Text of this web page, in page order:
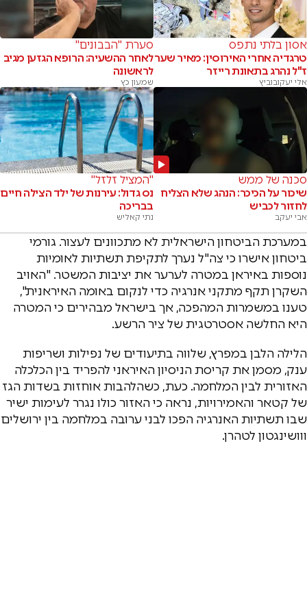
אסון בלתי נתפס
טרגדיה אחרי האירוסין: מאיר שער
ז"ל נהרג בתאונת רייזר
אלי יעקובוביץ
סערת "הבבונים"
לאחר ההשעיה: הרופא הגזען מגיב
לראשונה
שמעון כץ
סכנה של ממש
שיכור על הכיכר: הנהג שלא הצליח
לחזור לכביש
אבי יעקב
"המציל זלזל"
נס גדול: עירנות של ילד הצילה חיים
בבריכה
נתי קאליש
במערכת הביטחון הישראלית לא מתכוונים לעצור. גורמי
ביטחון אישרו כי צה"ל נערך לתקיפת תשתיות לאומיות
נוספות באיראן במטרה לערער את יציבות המשטר. "האויב
השקרן תקף מתקני אנרגיה כדי לנקום באומה האיראנית",
טענו במשמרות המהפכה, אך בישראל מבהירים כי המטרה
היא החלשה אסטרטגית של ציר הרשע.
הלילה הלבן במפרץ, שלווה בתיעודים של נפילות ושריפות
ענק, מסמן את קריסת הניסיון האיראני להפריד בין הכלכלה
האזורית לבין המלחמה. כעת, כשהלהבות אוחזות בשדות הגז
של קטאר והאמירויות, נראה כי האזור כולו נגרר לעימות ישיר
שבו תשתיות האנרגיה הפכו לבני ערובה במלחמה בין ירושלים
ווושינגטון לטהרן.